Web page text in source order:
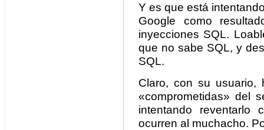
Y es que está
Google como
inyecciones SQL.
que no sabe SQL, y
SQL.
Claro, con su usuario,
«comprometidas» del
intentando
ocurren al muchacho.